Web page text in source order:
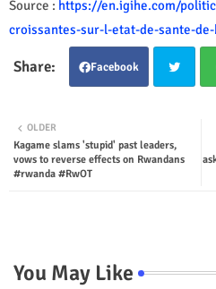
Source : https://en.igihe.com/
croissantes-sur-l-etat-de-sante-
Facebook
ter
OLDER
Kagame slams 'stupid' past leaders,
vows to reverse effects on Rwandans
#rwanda #RwOT
You May Like